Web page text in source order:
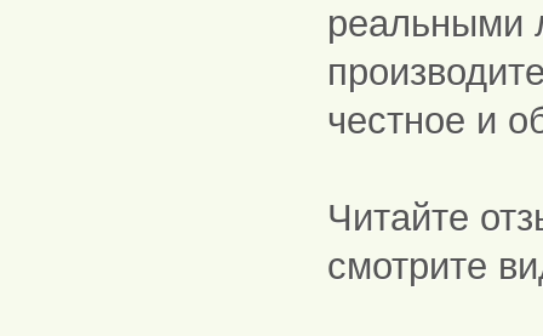
реальными
честное и
Читайте
смотрите